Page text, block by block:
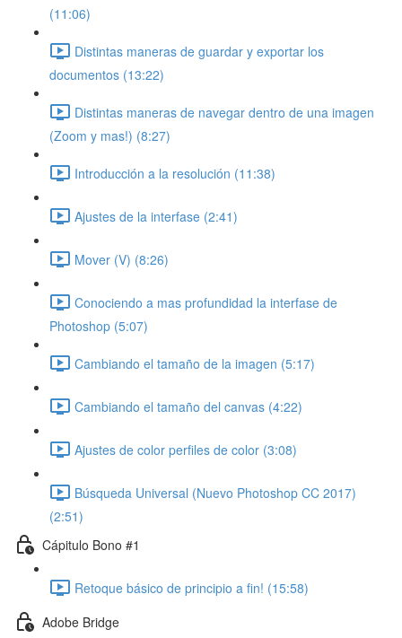
(11:06)
Distintas maneras de guardar y exportar los
documentos (13:22)
Distintas maneras de navegar dentro de una imagen
(Zoom y mas!) (8:27)
Introducción a la resolución (11:38)
Ajustes de la interfase (2:41)
Mover (V) (8:26)
Conociendo a mas profundidad la interfase de
Photoshop (5:07)
Cambiando el tamaño de la imagen (5:17)
Cambiando el tamaño del canvas (4:22)
Ajustes de color perfiles de color (3:08)
Búsqueda Universal (Nuevo Photoshop CC 2017)
(2:51)
Cápitulo Bono #1
Retoque básico de principio a fin! (15:58)
Adobe Bridge